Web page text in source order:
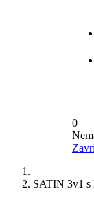
0
SATIN 3v1 s